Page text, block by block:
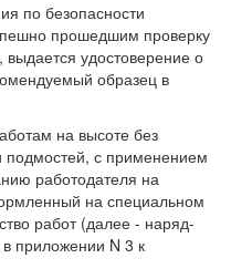
по безопасности
прошедшим проверку
удостоверение о
образец в
на высоте без
подмостей, с применением
работодателя на
на специальном
работ (далее - наряд-
приложении N 3 к